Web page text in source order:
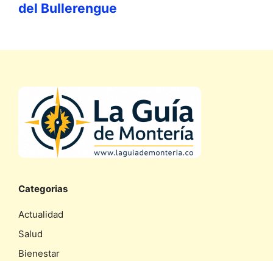
del Bullerengue
Categorias
Actualidad
Salud
Bienestar